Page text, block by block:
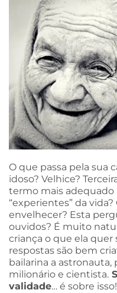
O que passa pela sua
idoso? Velhice?
termo mais adequado
“experientes” da
envelhecer? Esta
ouvidos? É muito
criança o que ela quer
respostas são bem
bailarina a astronauta,
milionário e cientista.
validade… é sobre isso!